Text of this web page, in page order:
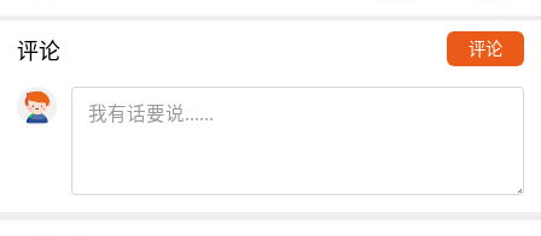
评论 评论